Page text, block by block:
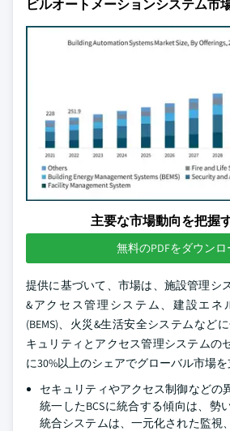
ビルオートメーションシステム市
主要な市場動向を把握
無料のPDFをダウンロ
提供に基づいて、市場は、施設管理シ
&アクセス管理システム、建設エネ
(BEMS)、火災&生活安全システムなど
キュリティとアクセス管理システムの
に30%以上のシェアでグローバル市場を
セキュリティやアクセス制御などの
統一したBCSに統合する傾向は、勢
統合システムは、一元化された監視